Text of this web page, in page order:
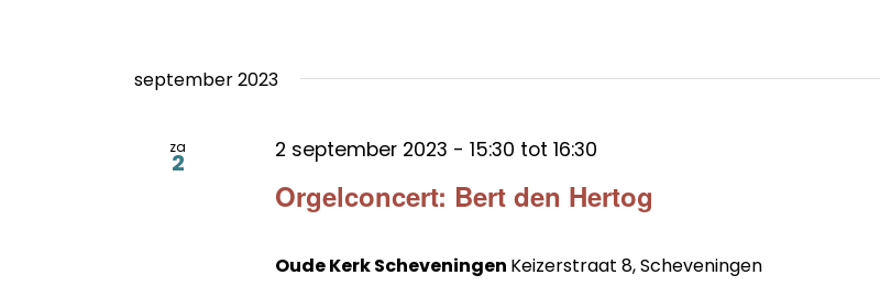
september 2023
za
2
Orgelconcert: Bert den Hertog
2 september 2023 - 15:30 tot 16:30
Oude Kerk Scheveningen Keizerstraat 8, Scheveningen